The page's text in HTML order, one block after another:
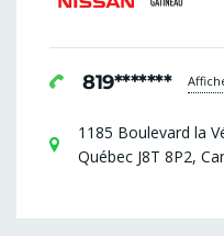
819*******
1185 Boulevard la
Québec J8T 8P2,